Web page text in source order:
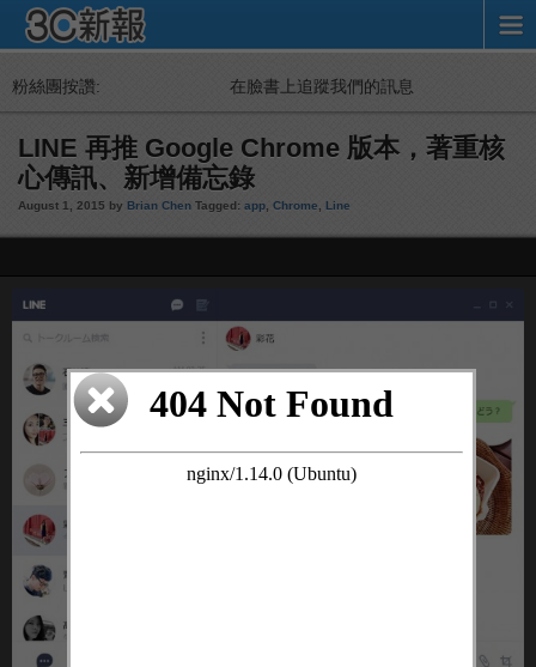
粉絲團按讚: 在臉書上追蹤我們的訊息
LINE 再推 Google Chrome 版本，著重核
心傳訊、新增備忘錄
August 1, 2015 by Brian Chen Tagged: app Chrome Line